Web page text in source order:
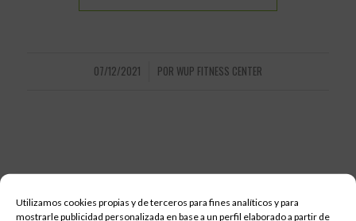
Utilizamos cookies propias y de terceros para fines analíticos y para
mostrarle publicidad personalizada en base a un perfil elaborado a partir de
07/12/2021
/ POR WUP FITNESS CENTER